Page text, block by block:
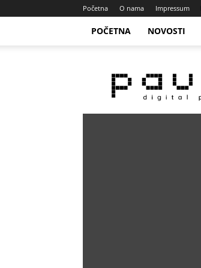
Početna O nama Impressum
POČETNA NOVOSTI
Portal